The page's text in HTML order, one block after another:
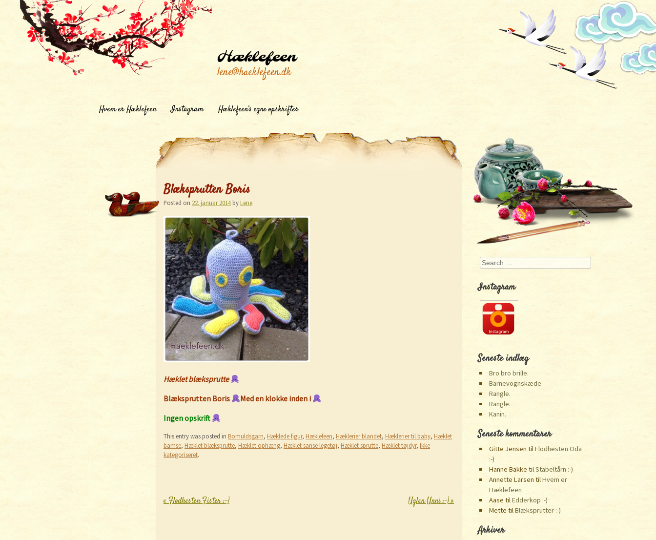
Hæklefeen
lene@haeklefeen.dk
Hvem er Hæklefeen Instagram Hæklefeen’s egne opskrifter
Blæksprutten Boris
Posted on 22. januar 2014 byLene
Hæklet blæksprutte
Blæksprutten Boris
Med en klokke inden i
Ingen opskrift
This entry was posted in Bomuldsgarn, Hæklede figur, Hæklefeen, Hæklerier blandet, Hæklerier til baby, Hæklet
bamse, Hæklet blæksprutte, Hæklet ophæng, Hæklet sanse legetøj, Hæklet sprutte, Hæklet tøjdyr, Ikke
kategoriseret.
Post navigation
«Flodhesten Fister :-) Uglen Unni :-)»
Search
Instagram
Seneste indlæg
Bro bro brille.
Barnevognskæde.
Rangle.
Rangle.
Kanin.
Seneste kommentarer
Gitte Jensen tilFlodhesten Oda
:-)
Hanne Bakke tilStabeltårn :-)
Annette Larsen tilHvem er
Hæklefeen
Aase tilEdderkop :-)
Mette tilBlæksprutter :-)
Arkiver